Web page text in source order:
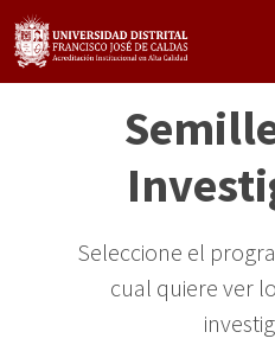
Pasar
al
contenido
Seleccione el
cual quiere ver